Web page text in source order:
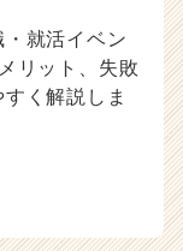
就活イベン
リット、失敗
く解説しま